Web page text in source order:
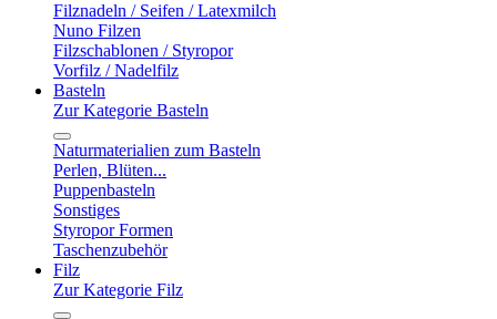
Filznadeln / Seifen / Latexmilch
Nuno Filzen
Filzschablonen / Styropor
Vorfilz / Nadelfilz
Basteln
Zur Kategorie Basteln
Naturmaterialien zum Basteln
Perlen, Blüten...
Puppenbasteln
Sonstiges
Styropor Formen
Taschenzubehör
Filz
Zur Kategorie Filz